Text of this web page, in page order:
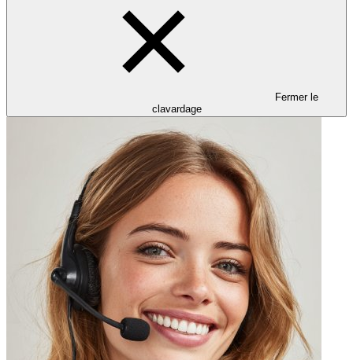
Fermer le
clavardage